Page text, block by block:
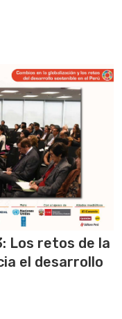
Los retos de la
el desarrollo